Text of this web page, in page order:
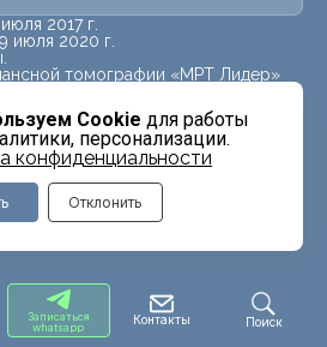
Записаться
whatsapp
Контакты Поиск
Cookie для работы
персонализации.
конфиденциальности
Отклонить
2017 г.
июля 2020 г.
томографии «МРТ Лидер»
для данного филиала